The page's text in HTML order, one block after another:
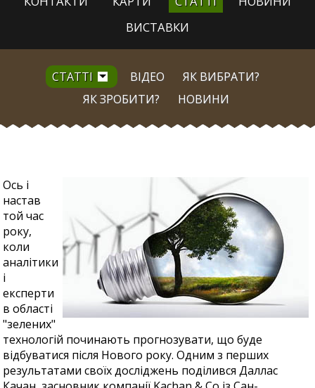
ВИСТАВКИ
СТАТТІ ВІДЕО
ЯК ВИБРАТИ?
ЯК ЗРОБИТИ?
НОВИНИ
Ось і
настав
той час
року,
коли
аналітики
і
експерти
в області
"зелених"
технологій починають прогнозувати, що буде
відбуватися після Нового року. Одним з перших
результатами своїх досліджень поділився Даллас